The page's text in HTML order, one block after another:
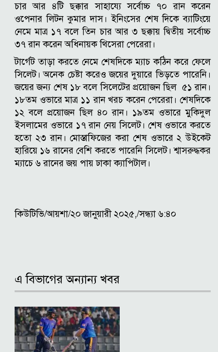
চার আর ৪টি ছক্কার সাহায্যে সর্বোচ্চ ৭০ রান করেন
ওপেনার লিটন কুমার দাস। ইনিংসের শেষ দিকে ব্যাটিংয়ে
নেমে মাত্র ১৭ বলে তিন চার আর ৩ ছক্কায় দ্বিতীয় সর্বোচ্চ
৩৭ রান করেন অধিনায়ক থিসেরা পেরেরা।
টার্গেট তাড়া করতে নেমে শেষদিকে ম্যাচ কঠিন করে ফেলে
সিলেট। অনেক চেষ্টা করেও জয়ের দুয়ারে ভিড়তে পারেনি।
জয়ের জন্য শেষ ১৮ বলে সিলেটের প্রয়োজন ছিল ৫১ রান।
১৮তম ওভারে মাত্র ১১ রান খরচ করেন পেরেরা। শেষদিকে
১২ বলে প্রয়োজন ছিল ৪০ রান। ১৯তম ওভারে মুকিদুল
ইসলামের ওভারে ১৭ রান নেয় সিলেট। শেষ ওভারে করতে
হতো ২৩ রান। মোস্তাফিজের করা শেষ ওভারে ২ উইকেট
হারিয়ে ১৬ রানের বেশি করতে পারেনি সিলেট। শ্বাসরুদ্ধকর
ম্যাচে ৬ রানের জয় পায় ঢাকা ক্যাপিটাল।
কিউটিভি/আয়শা/২০ জানুয়ারী ২০২৫,/সন্ধ্যা ৬:৪০
এ বিভাগের অন্যান্য খবর